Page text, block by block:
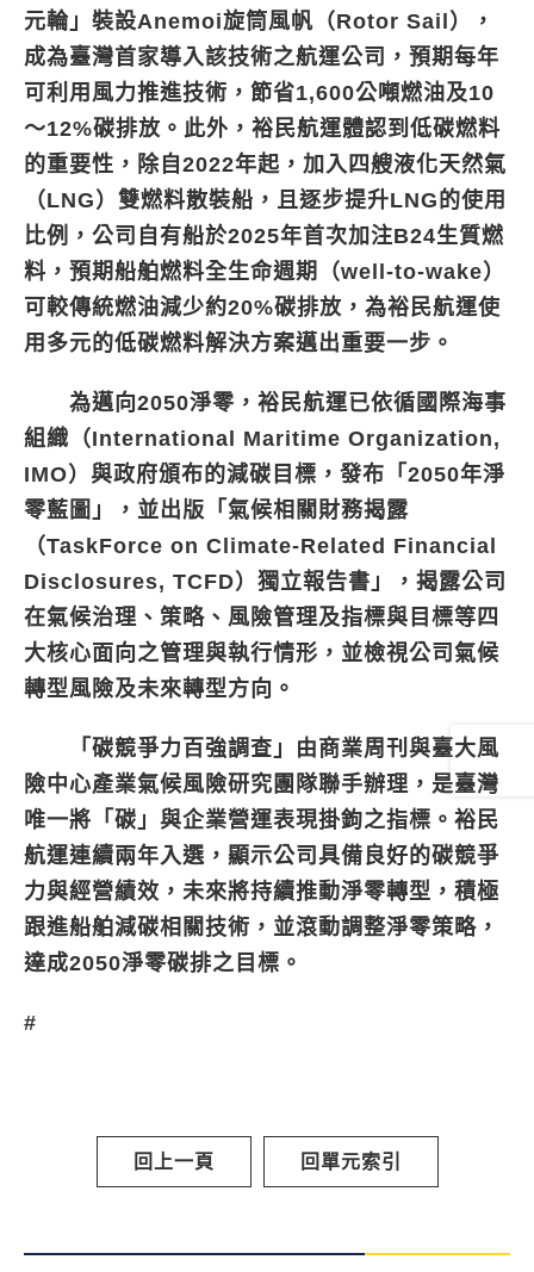
元輪」裝設Anemoi旋筒風帆（Rotor Sail），
成為臺灣首家導入該技術之航運公司，預期每年
可利用風力推進技術，節省1,600公噸燃油及10
～12%碳排放。此外，裕民航運體認到低碳燃料
的重要性，除自2022年起，加入四艘液化天然氣
（LNG）雙燃料散裝船，且逐步提升LNG的使用
比例，公司自有船於2025年首次加注B24生質燃
料，預期船舶燃料全生命週期（well-to-wake）
可較傳統燃油減少約20%碳排放，為裕民航運使
用多元的低碳燃料解決方案邁出重要一步。
為邁向2050淨零，裕民航運已依循國際海事
組織（International Maritime Organization,
IMO）與政府頒布的減碳目標，發布「2050年淨
零藍圖」，並出版「氣候相關財務揭露
（TaskForce on Climate-Related Financial
Disclosures, TCFD）獨立報告書」，揭露公司
在氣候治理、策略、風險管理及指標與目標等四
大核心面向之管理與執行情形，並檢視公司氣候
轉型風險及未來轉型方向。
「碳競爭力百強調查」由商業周刊與臺大風
險中心產業氣候風險研究團隊聯手辦理，是臺灣
唯一將「碳」與企業營運表現掛鉤之指標。裕民
航運連續兩年入選，顯示公司具備良好的碳競爭
力與經營績效，未來將持續推動淨零轉型，積極
跟進船舶減碳相關技術，並滾動調整淨零策略，
達成2050淨零碳排之目標。
#
回上一頁 回單元索引